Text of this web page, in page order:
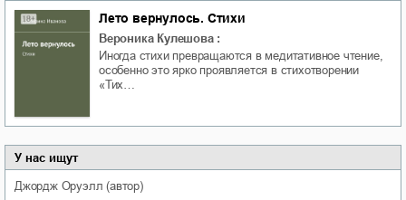
Лето вернулось. Стихи
Вероника Кулешова :
Иногда стихи превращаются в медитативное чтение,
особенно это ярко проявляется в стихотворении
«Тих…
У нас ищут
Джордж Оруэлл (автор)